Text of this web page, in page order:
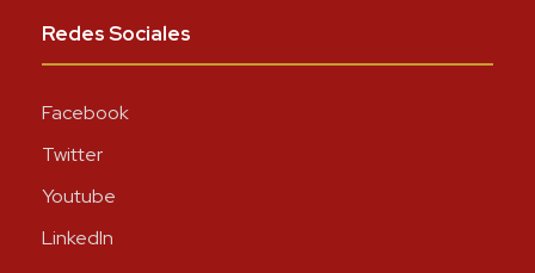
Redes Sociales
Facebook
Twitter
Youtube
LinkedIn